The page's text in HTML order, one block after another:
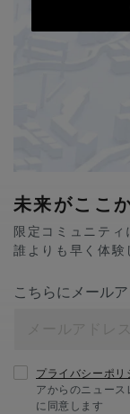
未来がここ
限定コミュニテ
誰よりも早く体験
こちらにメール
プライバシーポリ
アからのニュー
に同意します